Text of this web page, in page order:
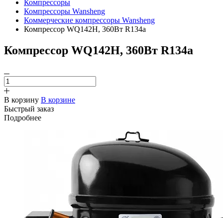
Компрессоры
Компрессоры Wansheng
Коммерческие компрессоры Wansheng
Компрессор WQ142H, 360Вт R134a
Компрессор WQ142H, 360Вт R134a
В корзину В корзине
Быстрый заказ
Подробнее